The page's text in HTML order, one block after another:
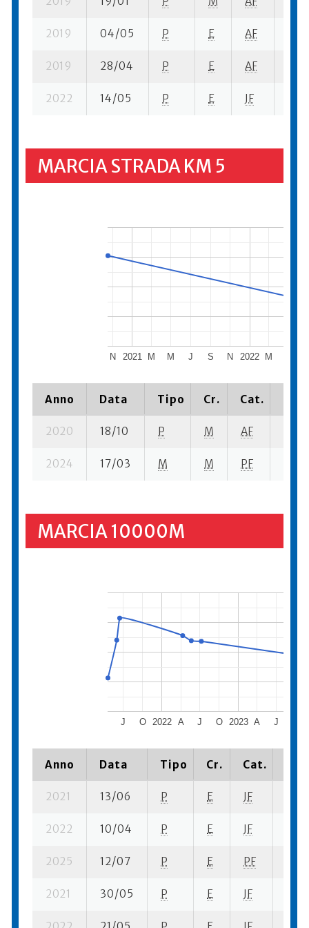
2019 04/05 P E AF
2019 28/04 P E AF
2022 14/05 P E JF
MARCIA STRADA KM 5
2021 2022
N M M J S N M
Anno Data Tipo Cr. Cat.
2020 18/10 P M AF
2024 17/03 M M PF
MARCIA 10000M
2022 2023
J O A J O A J
Anno Data Tipo Cr. Cat.
2021 13/06 P E JF
2022 10/04 P E JF
2025 12/07 P E PF
2021 30/05 P E JF